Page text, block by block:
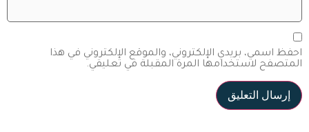
احفظ اسمي، بريدي الإلكتروني، والموقع الإلكتروني في هذا
المتصفح لاستخدامها المرة المقبلة في تعليقي.